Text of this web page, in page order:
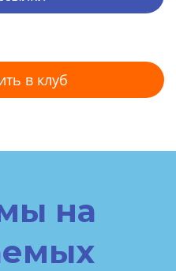
в клуб
на